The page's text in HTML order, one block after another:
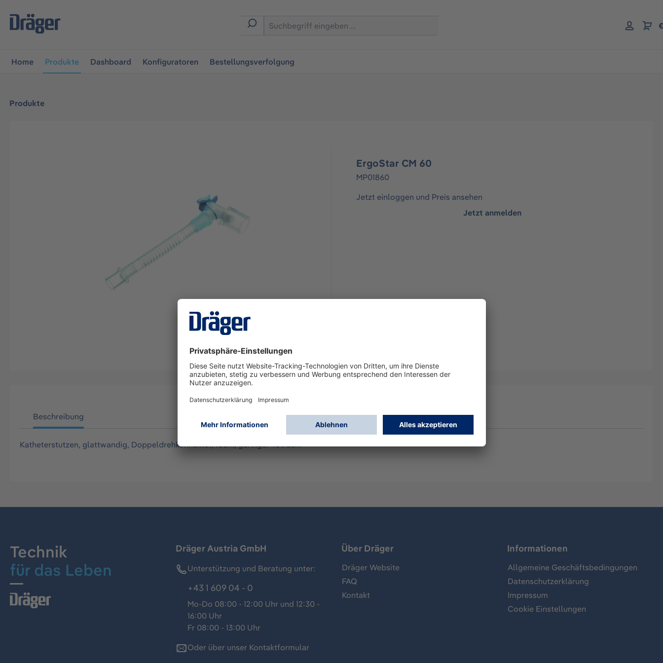
springen
Home Produkte Dashboard Konfiguratoren Bestellungsverfolgung
Produkte
ErgoStar CM 60
MP01860
Jetzt einloggen und Preis ansehen
Jetzt anmelden
Beschreibung
Katheterstutzen, glattwandig, Doppeldrehkonnektor, 10cm, geringer Totraum
Technik
für das Leben
Dräger Austria GmbH
Unterstützung und Beratung unter:
+43 1 609 04 - 0
Mo-Do 08:00 - 12:00 Uhr und 12:30 -
16:00 Uhr
Fr 08:00 - 13:00 Uhr
Oder über unser Kontaktformular
Über Dräger
Dräger Website
FAQ
Kontakt
Informationen
Allgemeine Geschäftsbedingungen
Datenschutzerklärung
Impressum
Cookie Einstellungen